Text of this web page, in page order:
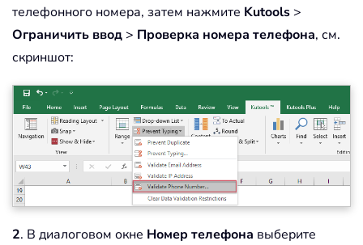
телефонного номера, затем нажмите Kutools >
Ограничить ввод > Проверка номера телефона, см.
скриншот:
2. В диалоговом окне Номер телефона выберите